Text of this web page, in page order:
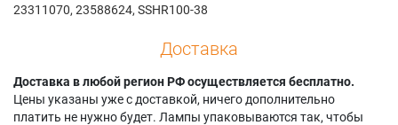
23311070, 23588624, SSHR100-38
Доставка
Доставка в любой регион РФ осуществляется бесплатно.
Цены указаны уже с доставкой, ничего дополнительно
платить не нужно будет. Лампы упаковываются так, чтобы